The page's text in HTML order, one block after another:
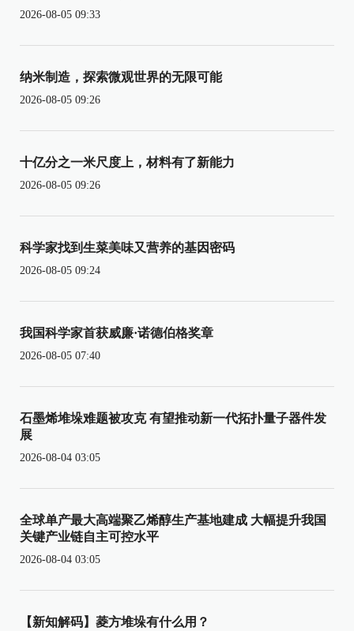
2026-08-05 09:33
纳米制造，探索微观世界的无限可能
2026-08-05 09:26
十亿分之一米尺度上，材料有了新能力
2026-08-05 09:26
科学家找到生菜美味又营养的基因密码
2026-08-05 09:24
我国科学家首获威廉·诺德伯格奖章
2026-08-05 07:40
石墨烯堆垛难题被攻克 有望推动新一代拓扑量子器件发
展
2026-08-04 03:05
全球单产最大高端聚乙烯醇生产基地建成 大幅提升我国
关键产业链自主可控水平
2026-08-04 03:05
【新知解码】菱方堆垛有什么用？